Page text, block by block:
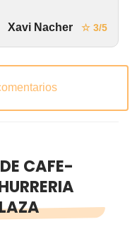
Xavi Nacher ☆ 3/5
CAFE-